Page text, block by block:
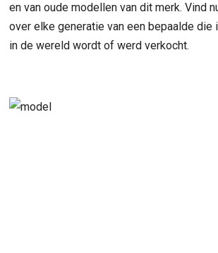
en van oude modellen van dit merk. Vind
over elke generatie van een bepaalde
in de wereld wordt of werd verkocht.